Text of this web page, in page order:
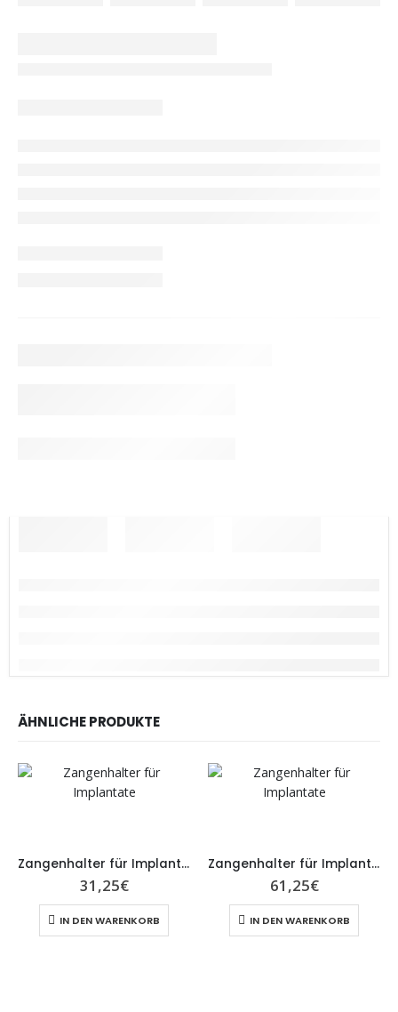
ÄHNLICHE PRODUKTE
Zangenhalter für Implantate
31,25€
IN DEN WARENKORB
Zangenhalter für Implantate
61,25€
IN DEN WARENKORB